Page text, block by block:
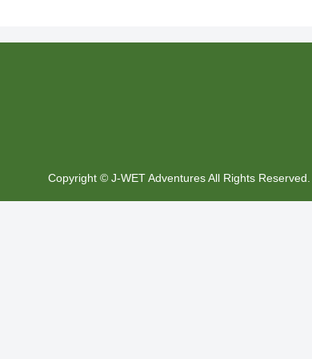
Copyright © J-WET Adventures All Rights Reserved.